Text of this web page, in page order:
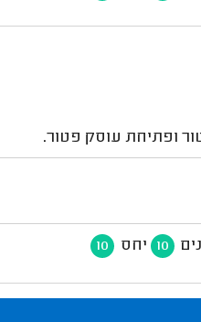
ופתיחת עוסק פטור.
10 יחס 10